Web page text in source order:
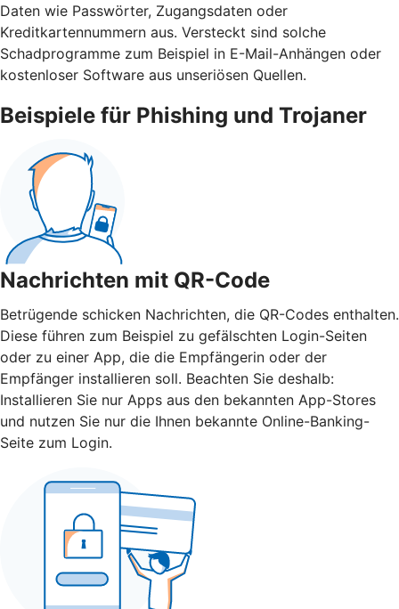
Daten wie Passwörter, Zugangsdaten oder
Kreditkartennummern aus. Versteckt sind solche
Schadprogramme zum Beispiel in E-Mail-Anhängen oder
kostenloser Software aus unseriösen Quellen.
Beispiele für Phishing und Trojaner
Nachrichten mit QR-Code
Betrügende schicken Nachrichten, die QR-Codes enthalten.
Diese führen zum Beispiel zu gefälschten Login-Seiten
oder zu einer App, die die Empfängerin oder der
Empfänger installieren soll. Beachten Sie deshalb:
Installieren Sie nur Apps aus den bekannten App-Stores
und nutzen Sie nur die Ihnen bekannte Online-Banking-
Seite zum Login.